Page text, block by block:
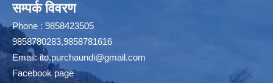
सम्पर्क विवरण
Phone : 9858423505
9858780283,9858781616
Email:ito.purchaundi@gmail.com
Facebook page